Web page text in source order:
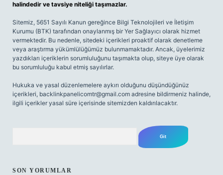
halindedir ve tavsiye niteliği taşımazlar.
Sitemiz, 5651 Sayılı Kanun gereğince Bilgi Teknolojileri ve İletişim
Kurumu (BTK) tarafından onaylanmış bir Yer Sağlayıcı olarak hizmet
vermektedir. Bu nedenle, sitedeki içerikleri proaktif olarak denetleme
veya araştırma yükümlülüğümüz bulunmamaktadır. Ancak, üyelerimiz
yazdıkları içeriklerin sorumluluğunu taşımakta olup, siteye üye olarak
bu sorumluluğu kabul etmiş sayılırlar.
Hukuka ve yasal düzenlemelere aykırı olduğunu düşündüğünüz
içerikleri, backlinkpanelicomtr@gmail.com adresine bildirmeniz halinde,
ilgili içerikler yasal süre içerisinde sitemizden kaldırılacaktır.
SON YORUMLAR